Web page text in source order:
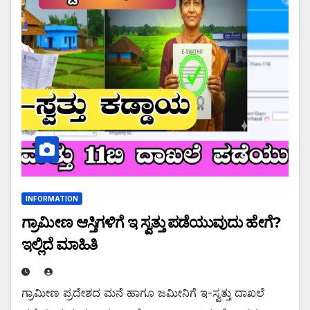
INFORMATION
ಗ್ರಾಮೀಣ ಆಸ್ತಿಗಳಿಗೆ ಇ ಸ್ವತ್ತು ಪಡೆಯುವುದು ಹೇಗೆ?
ಇಲ್ಲಿದೆ ಮಾಹಿತಿ
ಗ್ರಾಮೀಣ ಪ್ರದೇಶದ ಮನೆ ಹಾಗೂ ಜಮೀನಿಗೆ ಇ-ಸ್ವತ್ತು ದಾಖಲೆ